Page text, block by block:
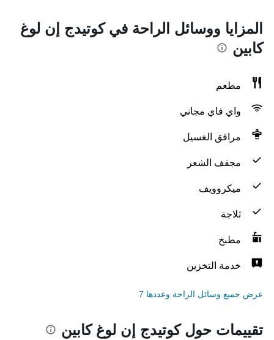
المزايا ووسائل الراحة في كوتيدج إن لوغ
كابين
مطعم
واي فاي مجاني
مرافق الغسيل
مجفف الشعر
ميكروويف
ثلاجة
مطبخ
خدمة التخزين
عرض جميع وسائل الراحة وعددها 7
تقييمات حول كوتيدج إن لوغ كابين